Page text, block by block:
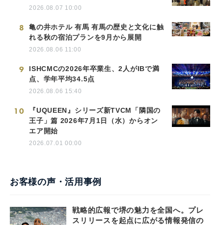
2026.08.07 10:00
8
亀の井ホテル 有馬 有馬の歴史と文化に触
れる秋の宿泊プランを9月から展開
2026.08.06 11:00
9
ISHCMCの2026年卒業生、2人がIBで満
点、学年平均34.5点
2026.08.06 15:40
10
『UQUEEN』シリーズ新TVCM「隣国の
王子」篇 2026年7月1日（水）からオン
エア開始
2026.07.01 00:00
お客様の声・活用事例
戦略的広報で堺の魅力を全国へ。プレ
スリリースを起点に広がる情報発信の